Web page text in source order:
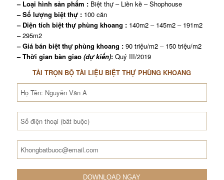
– Loại hình sản phẩm :Biệt thự – Liền kề – Shophouse
– Số lượng biệt thự :100 căn
– Diện tích biệt thự phùng khoang :140m2 – 145m2 – 191m2
– 295m2
– Giá bán biệt thự phùng khoang :90 triệu/m2 – 150 triệu/m2
– Thời gian bàn giao (dự kiến):Quý III/2019
TẢI TRỌN BỘ TÀI LIỆU BIỆT THỰ PHÙNG KHOANG